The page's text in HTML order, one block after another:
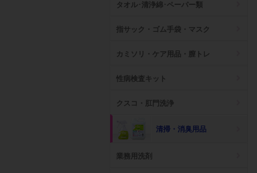
タオル･清浄綿･ペーパー類
指サック・ゴム手袋・マスク
カミソリ・ケア用品・膣トレ
性病検査キット
クスコ・肛門洗浄
清掃・消臭用品
業務用洗剤